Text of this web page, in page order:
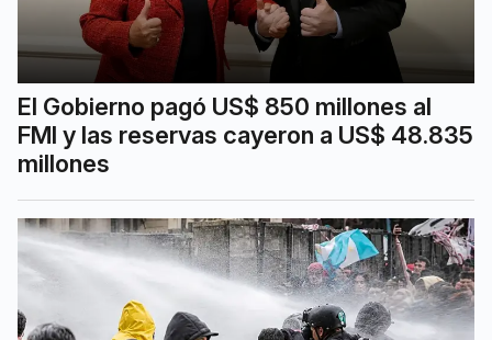
El Gobierno pagó US$ 850 millones al
FMI y las reservas cayeron a US$ 48.835
millones